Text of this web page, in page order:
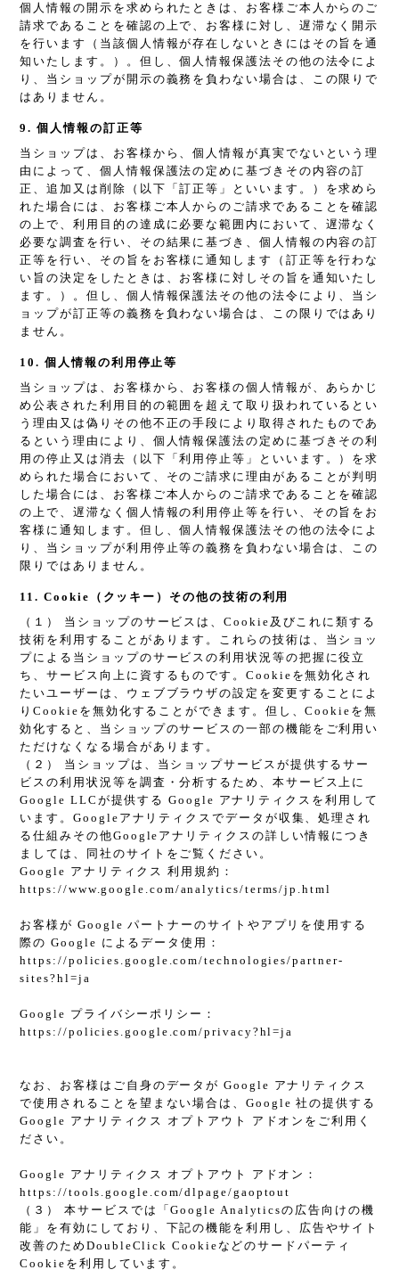
個人情報の開示を求められたときは、お客様ご本人からのご
請求であることを確認の上で、お客様に対し、遅滞なく開示
を行います（当該個人情報が存在しないときにはその旨を通
知いたします。）。但し、個人情報保護法その他の法令によ
り、当ショップが開示の義務を負わない場合は、この限りで
はありません。
9. 個人情報の訂正等
当ショップは、お客様から、個人情報が真実でないという理
由によって、個人情報保護法の定めに基づきその内容の訂
正、追加又は削除（以下「訂正等」といいます。）を求めら
れた場合には、お客様ご本人からのご請求であることを確認
の上で、利用目的の達成に必要な範囲内において、遅滞なく
必要な調査を行い、その結果に基づき、個人情報の内容の訂
正等を行い、その旨をお客様に通知します（訂正等を行わな
い旨の決定をしたときは、お客様に対しその旨を通知いたし
ます。）。但し、個人情報保護法その他の法令により、当シ
ョップが訂正等の義務を負わない場合は、この限りではあり
ません。
10. 個人情報の利用停止等
当ショップは、お客様から、お客様の個人情報が、あらかじ
め公表された利用目的の範囲を超えて取り扱われているとい
う理由又は偽りその他不正の手段により取得されたものであ
るという理由により、個人情報保護法の定めに基づきその利
用の停止又は消去（以下「利用停止等」といいます。）を求
められた場合において、そのご請求に理由があることが判明
した場合には、お客様ご本人からのご請求であることを確認
の上で、遅滞なく個人情報の利用停止等を行い、その旨をお
客様に通知します。但し、個人情報保護法その他の法令によ
り、当ショップが利用停止等の義務を負わない場合は、この
限りではありません。
11. Cookie（クッキー）その他の技術の利用
（１） 当ショップのサービスは、Cookie及びこれに類する
技術を利用することがあります。これらの技術は、当ショッ
プによる当ショップのサービスの利用状況等の把握に役立
ち、サービス向上に資するものです。Cookieを無効化され
たいユーザーは、ウェブブラウザの設定を変更することによ
りCookieを無効化することができます。但し、Cookieを無
効化すると、当ショップのサービスの一部の機能をご利用い
ただけなくなる場合があります。
（２） 当ショップは、当ショップサービスが提供するサー
ビスの利用状況等を調査・分析するため、本サービス上に
Google LLCが提供する Google アナリティクスを利用して
います。Googleアナリティクスでデータが収集、処理され
る仕組みその他Googleアナリティクスの詳しい情報につき
ましては、同社のサイトをご覧ください。
Google アナリティクス 利用規約：
https://www.google.com/analytics/terms/jp.html
お客様が Google パートナーのサイトやアプリを使用する
際の Google によるデータ使用：
https://policies.google.com/technologies/partner-
sites?hl=ja
Google プライバシーポリシー：
https://policies.google.com/privacy?hl=ja
なお、お客様はご自身のデータが Google アナリティクス
で使用されることを望まない場合は、Google 社の提供する
Google アナリティクス オプトアウト アドオンをご利用く
ださい。
Google アナリティクス オプトアウト アドオン：
https://tools.google.com/dlpage/gaoptout
（３） 本サービスでは「Google Analyticsの広告向けの機
能」を有効にしており、下記の機能を利用し、広告やサイト
改善のためDoubleClick Cookieなどのサードパーティ
Cookieを利用しています。